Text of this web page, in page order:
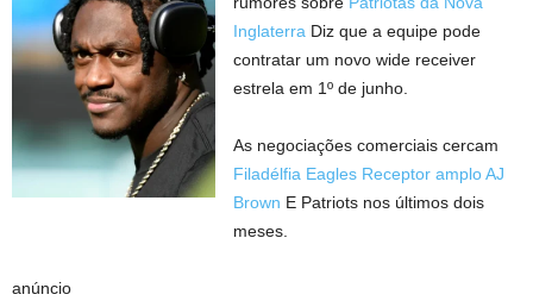
Inglaterra Diz que a equipe pode
contratar um novo wide receiver
estrela em 1º de junho.
As negociações comerciais cercam
Filadélfia Eagles Receptor amplo AJ
Brown E Patriots nos últimos dois
meses.
anúncio